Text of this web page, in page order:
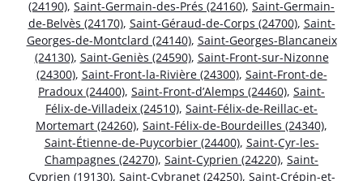
(24190), Saint-Germain-des-Prés (24160), Saint-Germain-
de-Belvès (24170), Saint-Géraud-de-Corps (24700), Saint-
Georges-de-Montclard (24140), Saint-Georges-Blancaneix
(24130), Saint-Geniès (24590), Saint-Front-sur-Nizonne
(24300), Saint-Front-la-Rivière (24300), Saint-Front-de-
Pradoux (24400), Saint-Front-d’Alemps (24460), Saint-
Félix-de-Villadeix (24510), Saint-Félix-de-Reillac-et-
Mortemart (24260), Saint-Félix-de-Bourdeilles (24340),
Saint-Étienne-de-Puycorbier (24400), Saint-Cyr-les-
Champagnes (24270), Saint-Cyprien (24220), Saint-
Cyprien (19130), Saint-Cybranet (24250), Saint-Crépin-et-